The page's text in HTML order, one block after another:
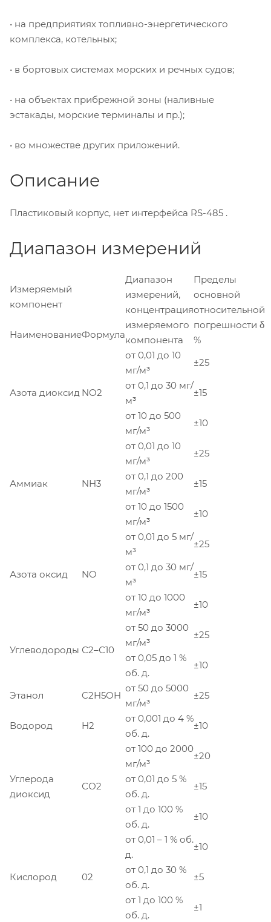
• на предприятиях топливно-энергетического
комплекса, котельных;
• в бортовых системах морских и речных судов;
• на объектах прибрежной зоны (наливные
эстакады, морские терминалы и пр.);
• во множестве других приложений.
Описание
Пластиковый корпус, нет интерфейса RS-485 .
Диапазон измерений
Измеряемый
компонент
Диапазон
измерений,
концентрация
измеряемого
компонента
Пределы
основной
относительной
погрешности δ
%
НаименованиеФормула
Азота диоксид NO2
от 0,01 до 10
мг/м³
±25
от 0,1 до 30 мг/
м³
±15
от 10 до 500
мг/м³
±10
Аммиак NH3
от 0,01 до 10
мг/м³
±25
от 0,1 до 200
мг/м³
±15
от 10 до 1500
мг/м³
±10
Азота оксид NO
от 0,01 до 5 мг/
м³
±25
от 0,1 до 30 мг/
м³
±15
от 10 до 1000
мг/м³
±10
Углеводороды С2–С10
от 50 до 3000
мг/м³
±25
от 0,05 до 1 %
об. д.
±10
Этанол C2H5OH
от 50 до 5000
мг/м³
±25
Водород H2
от 0,001 до 4 %
об. д.
±10
Углерода
диоксид
СО2
от 100 до 2000
мг/м³
±20
от 0,01 до 5 %
об. д.
±15
от 1 до 100 %
об. д.
±10
Кислород 02
от 0,01 – 1 % об.
д.
±10
от 0,1 до 30 %
об. д.
±5
от 1 до 100 %
об. д.
±1